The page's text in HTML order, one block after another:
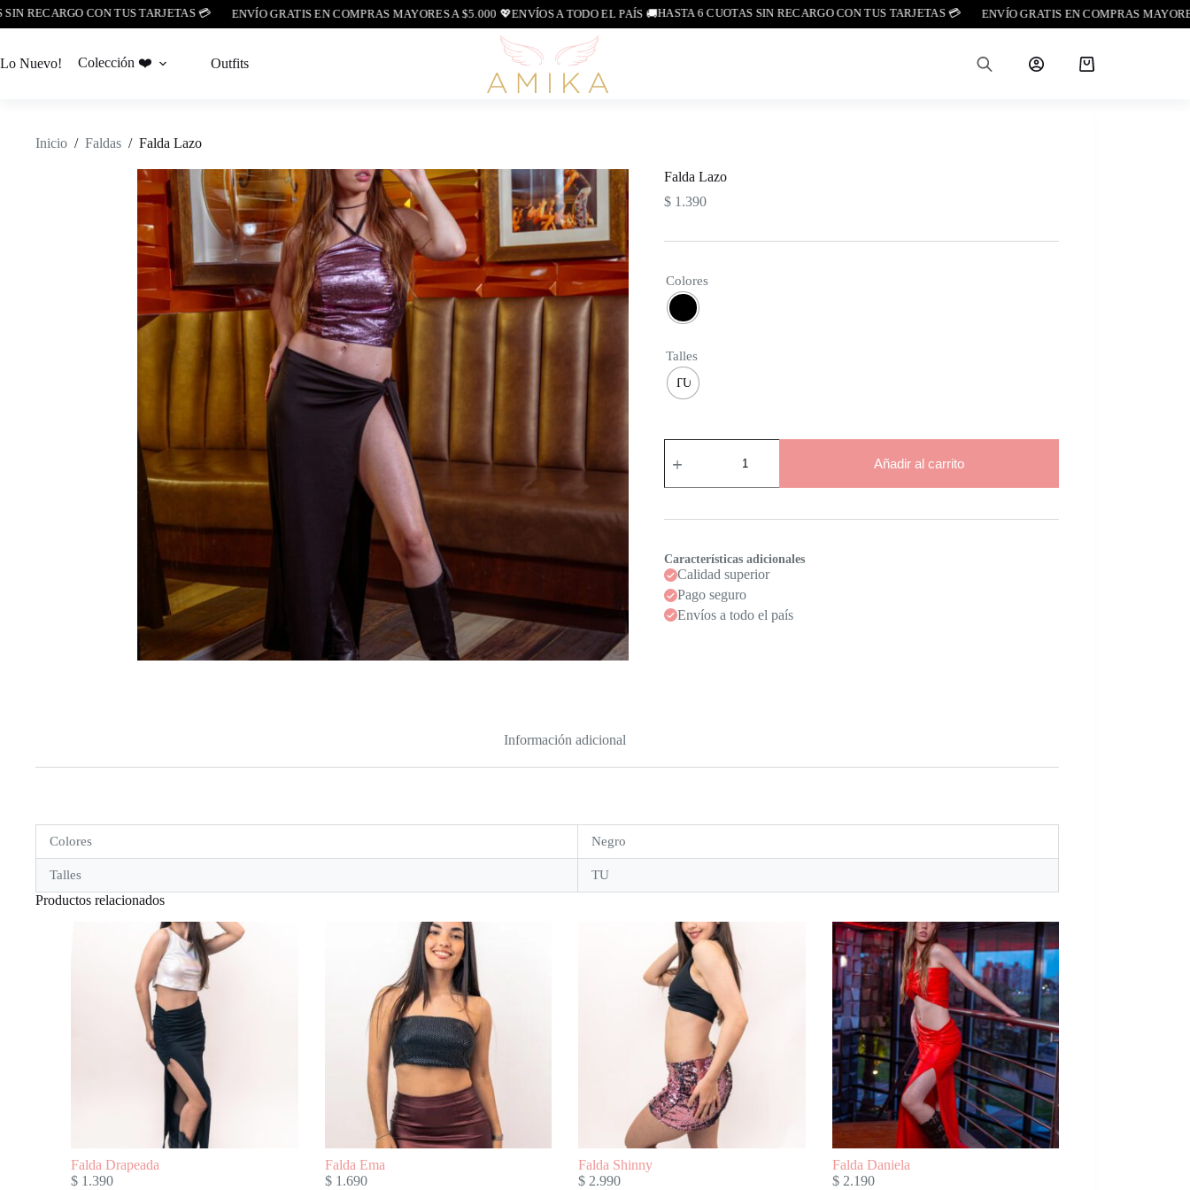
CON TUS TARJETAS 💳 ENVÍO GRATIS EN COMPRAS MAYORES A $5.000 💖ENVÍOS A TODO EL PAÍS 🚚HASTA 6 CUOTAS SIN RECARGO CON TUS TARJETAS 💳 ENVÍO GRATIS EN COMPRAS MAYORES A
contenido
Lo Nuevo! Colección ❤️ Outfits
Carro
Inicio / Faldas / Falda Lazo
Falda Lazo
$1.390
Colores
Talles
TU
Lazo
Añadir al carrito
Características adicionales
Calidad superior
Pago seguro
Envíos a todo el país
Información adicional
Colores Negro
Talles TU
Productos relacionados
Falda Drapeada
$ 1.390
Falda Ema
$1.690
Falda Shinny
$ 2.990
Falda Daniela
$2.190